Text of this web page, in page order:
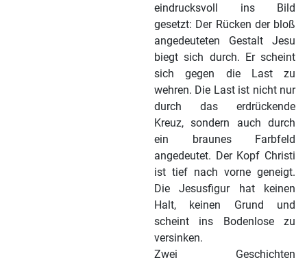
eindrucksvoll ins Bild
gesetzt: Der Rücken der bloß
angedeuteten Gestalt Jesu
biegt sich durch. Er scheint
sich gegen die Last zu
wehren. Die Last ist nicht nur
durch das erdrückende
Kreuz, sondern auch durch
ein braunes Farbfeld
angedeutet. Der Kopf Christi
ist tief nach vorne geneigt.
Die Jesusfigur hat keinen
Halt, keinen Grund und
scheint ins Bodenlose zu
versinken.
Zwei Geschichten